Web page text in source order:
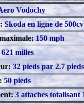
Vodochy
Skoda en ligne de 500cv
150 mph
621 milles
32 pieds par 2.7 pieds
50 pieds
3 attaches totalisant